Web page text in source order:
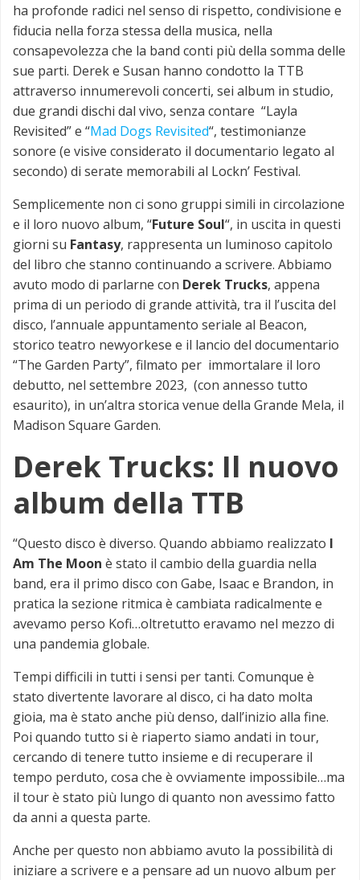
ha profonde radici nel senso di rispetto, condivisione e
fiducia nella forza stessa della musica, nella
consapevolezza che la band conti più della somma delle
sue parti. Derek e Susan hanno condotto la TTB
attraverso innumerevoli concerti, sei album in studio,
due grandi dischi dal vivo, senza contare “Layla
Revisited” e “Mad Dogs Revisited“, testimonianze
sonore (e visive considerato il documentario legato al
secondo) di serate memorabili al Lockn’ Festival.
Semplicemente non ci sono gruppi simili in circolazione
e il loro nuovo album, “Future Soul“, in uscita in questi
giorni su Fantasy, rappresenta un luminoso capitolo
del libro che stanno continuando a scrivere. Abbiamo
avuto modo di parlarne con Derek Trucks, appena
prima di un periodo di grande attività, tra il l’uscita del
disco, l’annuale appuntamento seriale al Beacon,
storico teatro newyorkese e il lancio del documentario
“The Garden Party”, filmato per immortalare il loro
debutto, nel settembre 2023, (con annesso tutto
esaurito), in un’altra storica venue della Grande Mela, il
Madison Square Garden.
Derek Trucks: Il nuovo
album della TTB
“Questo disco è diverso. Quando abbiamo realizzato I
Am The Moon è stato il cambio della guardia nella
band, era il primo disco con Gabe, Isaac e Brandon, in
pratica la sezione ritmica è cambiata radicalmente e
avevamo perso Kofi…oltretutto eravamo nel mezzo di
una pandemia globale.
Tempi difficili in tutti i sensi per tanti. Comunque è
stato divertente lavorare al disco, ci ha dato molta
gioia, ma è stato anche più denso, dall’inizio alla fine.
Poi quando tutto si è riaperto siamo andati in tour,
cercando di tenere tutto insieme e di recuperare il
tempo perduto, cosa che è ovviamente impossibile…ma
il tour è stato più lungo di quanto non avessimo fatto
da anni a questa parte.
Anche per questo non abbiamo avuto la possibilità di
iniziare a scrivere e a pensare ad un nuovo album per